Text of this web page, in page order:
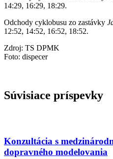
14:29, 16:29, 18:29.
Odchody cyklobusu zo zastávky
12:52, 14:52, 16:52, 18:52.
Zdroj: TS DPMK
Foto: dispecer
Súvisiace príspevky
Konzultácia s
dopravného modelovania